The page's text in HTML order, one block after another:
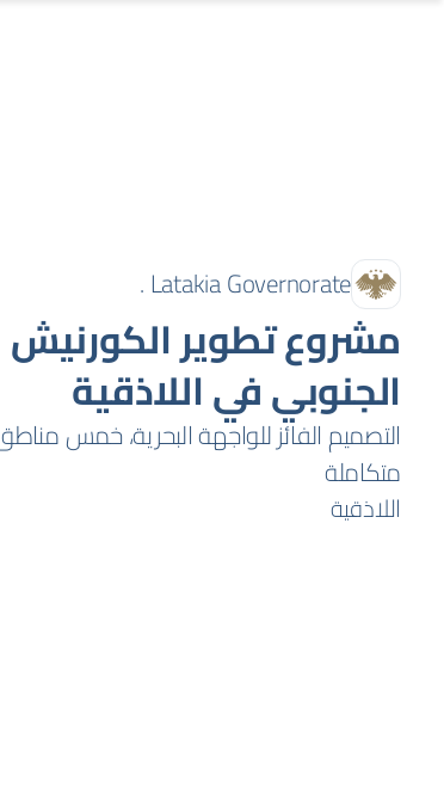
Latakia Governorate .
مشروع تطوير الكورنيش
الجنوبي في اللاذقية
التصميم الفائز للواجهة البحرية، خمس
متكاملة
اللاذقية